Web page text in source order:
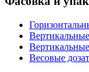
Весовые